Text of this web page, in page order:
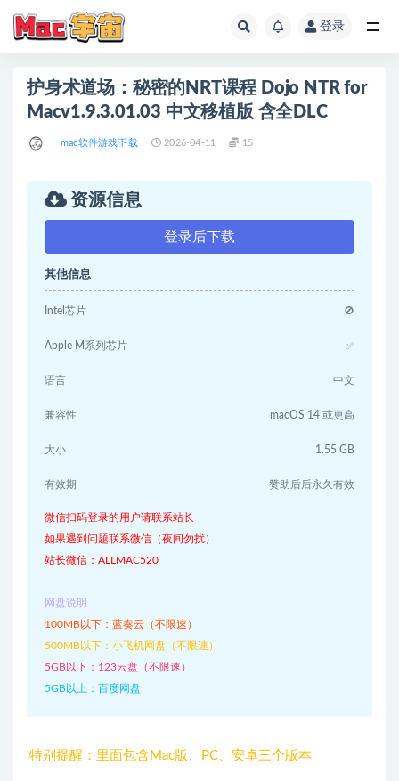
登录
护身术道场：秘密的NRT课程 Dojo NTR for
Macv1.9.3.01.03 中文移植版 含全DLC
mac软件游戏下载 2026-04-11 15
资源信息
登录后下载
其他信息
Intel芯片 🚫
Apple M系列芯片 ✅
语言 中文
兼容性 macOS 14 或更高
大小 1.55 GB
有效期 赞助后后永久有效
微信扫码登录的用户请联系站长
如果遇到问题联系微信（夜间勿扰）
站长微信：ALLMAC520
网盘说明
100MB以下：蓝奏云（不限速）
500MB以下：小飞机网盘（不限速）
5GB以下：123云盘（不限速）
5GB以上：百度网盘
特别提醒：里面包含Mac版、PC、安卓三个版本